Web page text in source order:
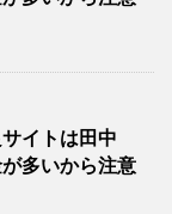
イトは田中
多いから注意